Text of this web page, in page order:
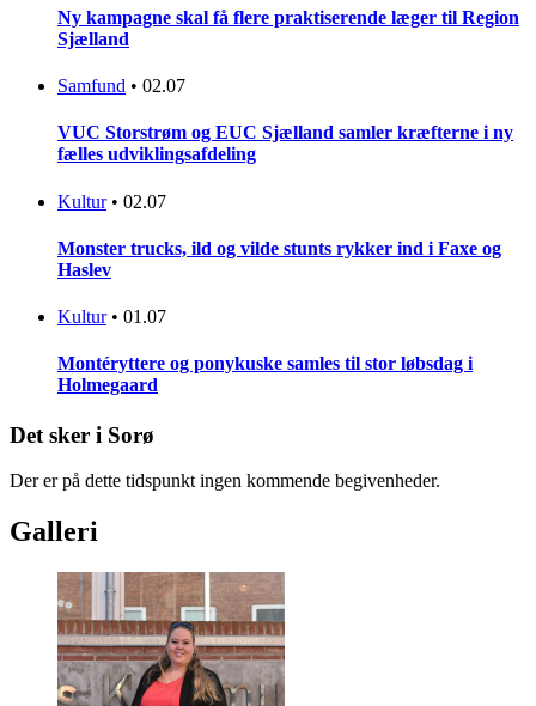
Ny kampagne skal få flere praktiserende læger til Region
Sjælland
Samfund • 02.07
VUC Storstrøm og EUC Sjælland samler kræfterne i ny
fælles udviklingsafdeling
Kultur • 02.07
Monster trucks, ild og vilde stunts rykker ind i Faxe og
Haslev
Kultur • 01.07
Montéryttere og ponykuske samles til stor løbsdag i
Holmegaard
Det sker i Sorø
Der er på dette tidspunkt ingen kommende begivenheder.
Galleri